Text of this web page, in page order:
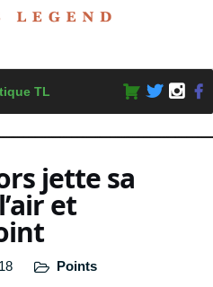
TL
jette sa
et
Points